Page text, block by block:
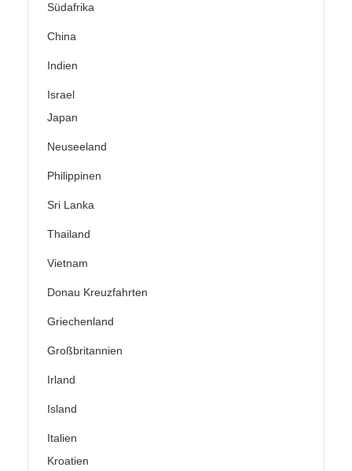
Südafrika
China
Indien
Israel
Japan
Neuseeland
Philippinen
Sri Lanka
Thailand
Vietnam
Donau Kreuzfahrten
Griechenland
Großbritannien
Irland
Island
Italien
Kroatien